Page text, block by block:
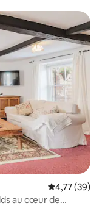
Note
4,77 (39)
au cœur de